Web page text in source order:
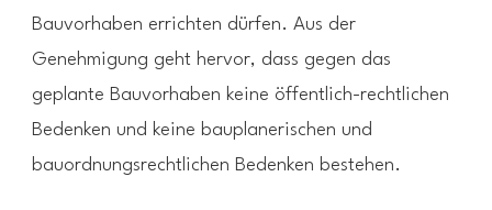
Bauvorhaben errichten dürfen. Aus der
Genehmigung geht hervor, dass gegen das
geplante Bauvorhaben keine öffentlich-rechtlichen
Bedenken und keine bauplanerischen und
bauordnungsrechtlichen Bedenken bestehen.